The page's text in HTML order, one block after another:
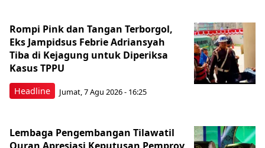
Headline
Rompi Pink dan Tangan Terborgol,
Eks Jampidsus Febrie Adriansyah
Tiba di Kejagung untuk Diperiksa
Kasus TPPU
Jumat, 7 Agu 2026 - 16:25
Lembaga Pengembangan Tilawatil